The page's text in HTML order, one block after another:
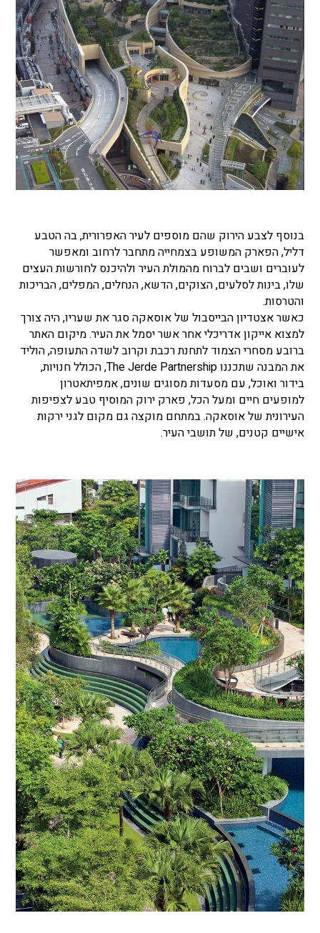
בנוסף לצבע הירוק שהם מוספים לעיר האפרורית, בה הטבע
דליל, הפארק המשופע בצמחייה מתחבר לרחוב ומאפשר
לעוברים ושבים לברוח מהמולת העיר ולהיכנס לחורשות העצים
שלו, בינות לסלעים, הצוקים, הדשא, הנחלים, המפלים, הבריכות
והטרסות.
כאשר אצטדיון הבייסבול של אוסאקה סגר את שעריו, היה צורך
למצוא אייקון אדריכלי אחר אשר יסמל את העיר. מיקום האתר
ברובע מסחרי הצמוד לתחנת רכבת וקרוב לשדה התעופה, הוליד
את המבנה שתכננו The Jerde Partnership, הכולל חנויות,
בידור ואוכל, עם מסעדות מסוגים שונים, אמפיתאטרון
למופעים חיים ומעל הכל, פארק ירוק המוסיף טבע לצפיפות
העירונית של אוסאקה. במתחם מוקצה גם מקום לגני ירקות
אישיים קטנים, של תושבי העיר.